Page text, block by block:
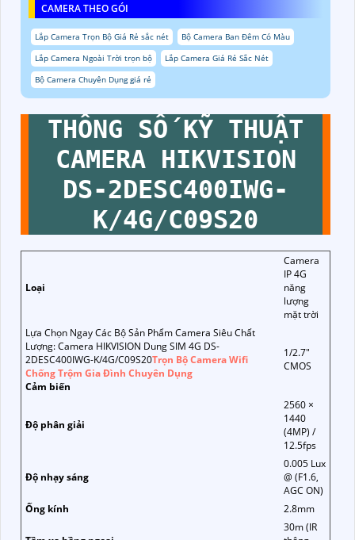
CAMERA THEO GÓI
Lắp Camera Trọn Bộ Giá Rẻ sắc nét
Bộ Camera Ban Đêm Có Màu
Lắp Camera Ngoài Trời trọn bộ
Lắp Camera Giá Rẻ Sắc Nét
Bộ Camera Chuyên Dụng giá rẻ
THÔNG SỐ KỸ THUẬT
CAMERA HIKVISION
DS-2DESC400IWG-
K/4G/C09S20
Loại
Camera
IP 4G
năng
lượng
mặt trời
Lựa Chọn Ngay Các Bộ Sản Phẩm Camera Siêu Chất
Lượng: Camera HIKVISION Dung SIM 4G DS-
2DESC400IWG-K/4G/C09S20Trọn Bộ Camera Wifi
Chống Trộm Gia Đình Chuyên Dụng
Cảm biến
1/2.7"
CMOS
Độ phân giải
2560 ×
1440
(4MP) /
12.5fps
Độ nhạy sáng
0.005 Lux
@ (F1.6,
AGC ON)
Ống kính
2.8mm
30m (IR